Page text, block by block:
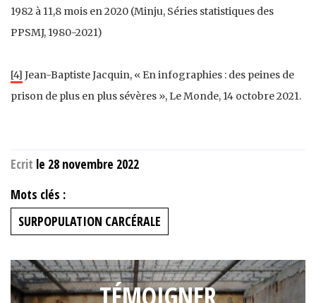
1982 à 11,8 mois en 2020 (Minju, Séries statistiques des
PPSMJ, 1980-2021)
[4] Jean-Baptiste Jacquin, « En infographies : des peines de
prison de plus en plus sévères », Le Monde, 14 octobre 2021.
Ecrit le 28 novembre 2022
Mots clés :
SURPOPULATION CARCÉRALE
TÉMOIGNER